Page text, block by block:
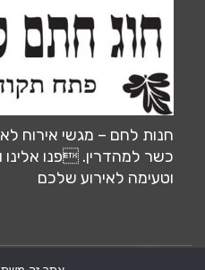
חנות לחם – מגשי אירוח
כשר למהדרין. פנו
וטעימה לאירוע שלכם